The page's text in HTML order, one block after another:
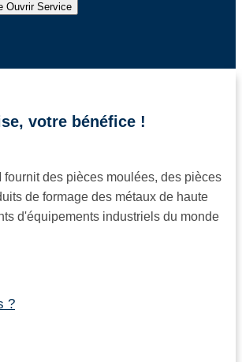
Ouvrir Service
votre bénéfice !
fournit des pièces moulées, des pièces
de formage des métaux de haute
d'équipements industriels du monde
?